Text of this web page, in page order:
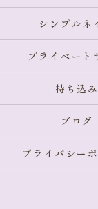
シンプルネ
プライベート
持ち込み
ブログ
プライバシー